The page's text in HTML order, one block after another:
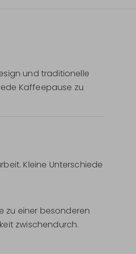
und traditionelle
Kaffeepause zu
Kleine Unterschiede
zu einer besonderen
zwischendurch.